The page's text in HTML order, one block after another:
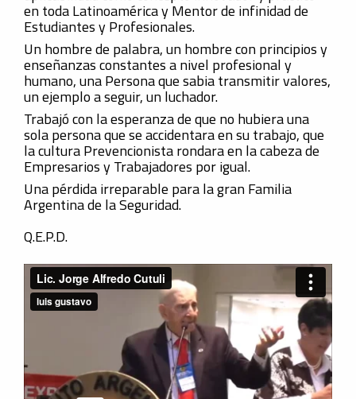
en toda Latinoamérica y Mentor de infinidad de
Estudiantes y Profesionales.
Un hombre de palabra, un hombre con principios y
enseñanzas constantes a nivel profesional y
humano, una Persona que sabia transmitir valores,
un ejemplo a seguir, un luchador.
Trabajó con la esperanza de que no hubiera una
sola persona que se accidentara en su trabajo, que
la cultura Prevencionista rondara en la cabeza de
Empresarios y Trabajadores por igual.
Una pérdida irreparable para la gran Familia
Argentina de la Seguridad.
Q.E.P.D.